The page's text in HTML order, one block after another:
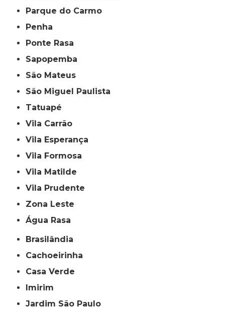
Parque do Carmo
Penha
Ponte Rasa
Sapopemba
São Mateus
São Miguel Paulista
Tatuapé
Vila Carrão
Vila Esperança
Vila Formosa
Vila Matilde
Vila Prudente
Zona Leste
Água Rasa
Brasilândia
Cachoeirinha
Casa Verde
Imirim
Jardim São Paulo